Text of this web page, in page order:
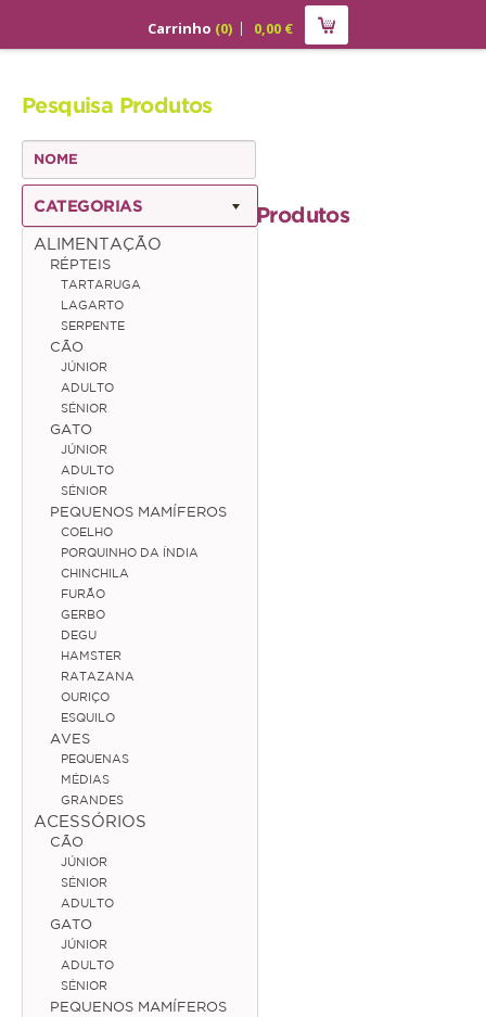
ALIMENTAÇÃO
Júnior
Adulto
Sénior
Gato
Júnior
Adulto
Sénior
Pequenos Mamíferos
Coelho
Porquinho da Índia
Chinchila
Furão
Gerbo
Degu
Hamster
Ratazana
Ouriço
Esquilo
Aves
Pequenas
Carrinho (0) 0,00€
Pesquisa Produtos
CATEGORIAS
ALIMENTAÇÃO
RÉPTEIS
TARTARUGA
LAGARTO
SERPENTE
CÃO
JÚNIOR
ADULTO
SÉNIOR
GATO
JÚNIOR
ADULTO
SÉNIOR
PEQUENOS MAMÍFEROS
COELHO
PORQUINHO DA ÍNDIA
CHINCHILA
FURÃO
GERBO
DEGU
HAMSTER
RATAZANA
OURIÇO
ESQUILO
AVES
PEQUENAS
MÉDIAS
GRANDES
ACESSÓRIOS
CÃO
JÚNIOR
SÉNIOR
ADULTO
GATO
JÚNIOR
ADULTO
SÉNIOR
PEQUENOS MAMÍFEROS
Produtos